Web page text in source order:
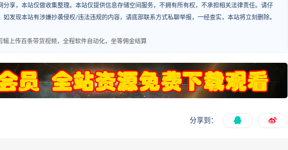
分享，本站仅做收集整理。本站仅提供信息存储空间服务，不拥有所有权，不承担相关法律责任。请仔
发现本站有涉嫌抄袭侵权/违法违规的内容，请底部联系方式私聊举报，一经查实，本站将立刻删除。
辑上传百条带货视频，全程软件自动化，坐等佣金结算
分享到：